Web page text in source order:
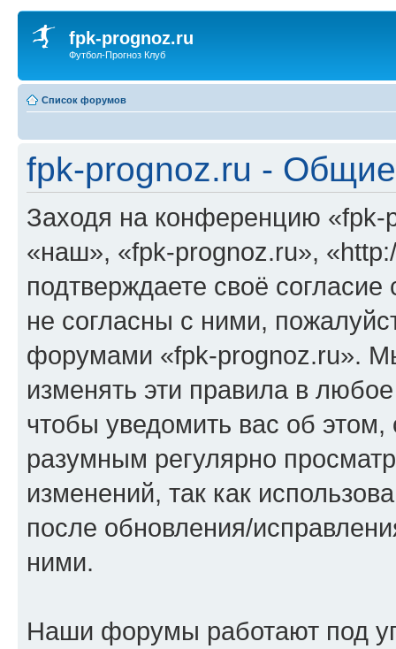
fpk-prognoz.ru
Футбол-Прогноз Клуб
Список форумов
fpk-prognoz.ru -
Заходя на конференцию
«наш», «fpk-prognoz.ru»,
подтверждаете своё
не согласны с ними,
форумами «fpk-prognoz.ru».
изменять эти правила в
чтобы уведомить вас об
разумным регулярно
изменений, так как
после обновления/
ними.
Наши форумы работают под